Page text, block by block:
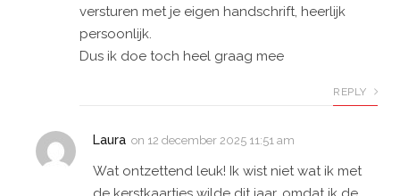
versturen met je eigen handschrift, heerlijk
persoonlijk.
Dus ik doe toch heel graag mee
REPLY
Laura on 12 december 2025 11:51 am
Wat ontzettend leuk! Ik wist niet wat ik met